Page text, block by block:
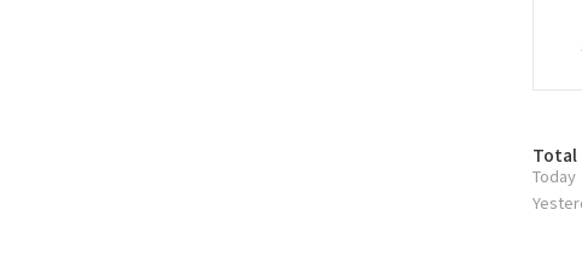
방
문
자
Total
Today